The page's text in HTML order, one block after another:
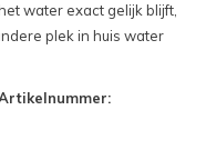
water exact gelijk blijft,
plek in huis water